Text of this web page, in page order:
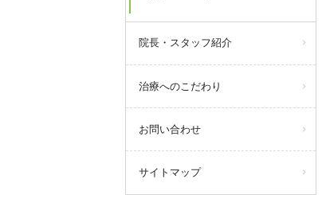
院長・スタッフ紹介
治療へのこだわり
お問い合わせ
サイトマップ